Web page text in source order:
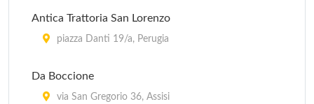
Antica Trattoria San Lorenzo
piazza Danti 19/a, Perugia
Da Boccione
via San Gregorio 36, Assisi